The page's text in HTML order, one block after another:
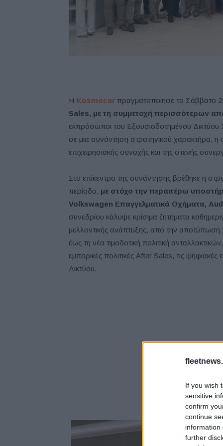
If you wish
sensitive
confirm
continue
information
further
Η Kosmocar πραγματοποίησε το Σάββατο
Sales, με τη συμμετοχή περισσότερων
εκπρόσωποι του Εξουσιοδοτημένου Δικτύου
σε μια συνάντηση στρατηγικού χαρακτήρα, η
επιχειρησιακής συνοχής και της στενής
Στο επίκεντρο της συνάντησης βρέθηκε η
περίοδο, με στόχο την περαιτέρω
Volkswagen Επαγγελματικά Οχήματα,
συνεδρίου κάλυψε κρίσιμα ζητήματα
μελλοντικής ανάπτυξης, από την αποτύπωση
έως τη νέα τιμοδοτική πολιτική
εμπορικές πολιτικές After Sales, τις
Δικτύου.